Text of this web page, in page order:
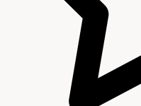
Geschiedenis